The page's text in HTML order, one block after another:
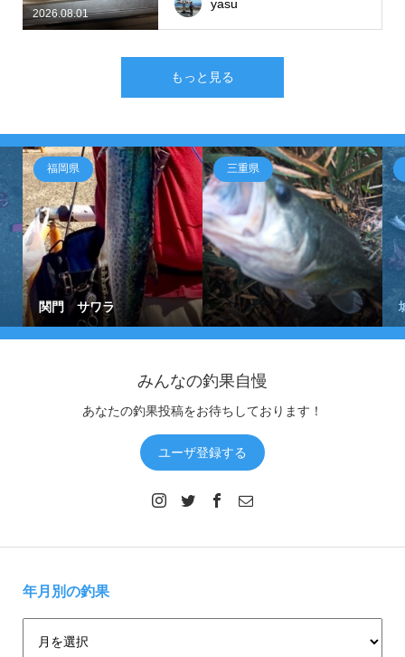
2026.08.01
yasu
もっと見る
福岡県
関門 サワラ
三重県
みんなの釣果自慢
あなたの釣果投稿をお待ちしております！
ユーザ登録する
年月別の釣果